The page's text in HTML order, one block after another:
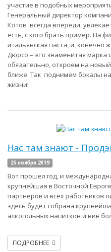
участие в подобных
Генеральный директор
Котов всегда впереди,
есть, с кого брать пример. На
итальянская паста, и, конечно
Дюрсо – это знаменитая марка
обязательно, откроем на
ближе. Так поднимем бокалы
жизни!
Нас там знают -
25 ноября 2019
Вот прошел год, и
крупнейшая в Восточной
партнеров и всех работников
здесь будет собрана
алкогольных напитков и вин
ПОДРОБНЕЕ